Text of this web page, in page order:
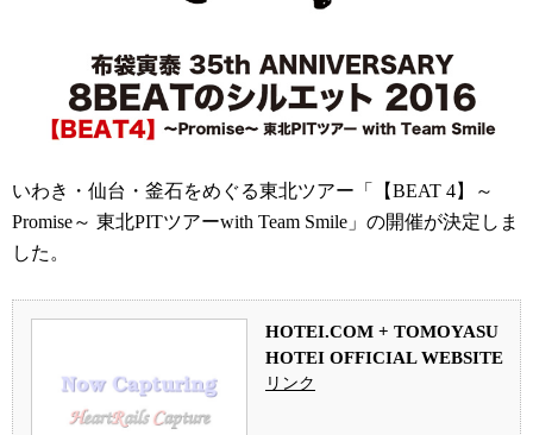
いわき・仙台・釜石をめぐる東北ツアー「【BEAT 4】～
Promise～ 東北PITツアーwith Team Smile」の開催が決定しま
した。
HOTEI.COM + TOMOYASU
HOTEI OFFICIAL WEBSITE
リンク